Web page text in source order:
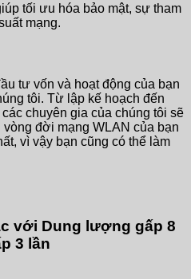
tối ưu hóa bảo mật, sự tham
mạng.
tư vốn và hoạt động của bạn
tôi. Từ lập kế hoạch đến
chuyên gia của chúng tôi sẽ
đời mạng WLAN của bạn
vì vậy bạn cũng có thể làm
với Dung lượng gấp 8
3 lần